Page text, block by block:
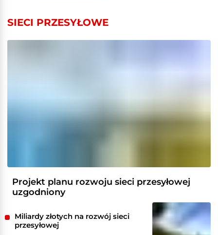
SIECI PRZESYŁOWE
Projekt planu rozwoju sieci przesyłowej
uzgodniony
Miliardy złotych na rozwój sieci
przesyłowej